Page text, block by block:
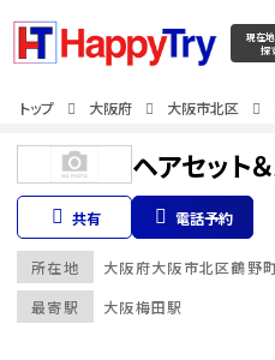
現在
探
トップ 大阪府 大阪市北区
ヘアセット
共有 電話予約
最寄駅 大阪梅田駅
所在地 大阪府大阪市北区鶴野